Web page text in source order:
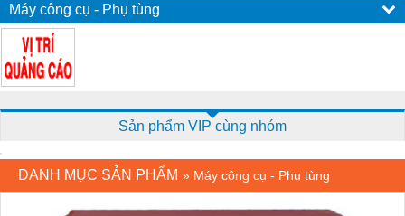
Máy công cụ - Phụ tùng
Sản phẩm VIP cùng nhóm
DANH MỤC SẢN PHẨM » Máy công cụ - Phụ tùng